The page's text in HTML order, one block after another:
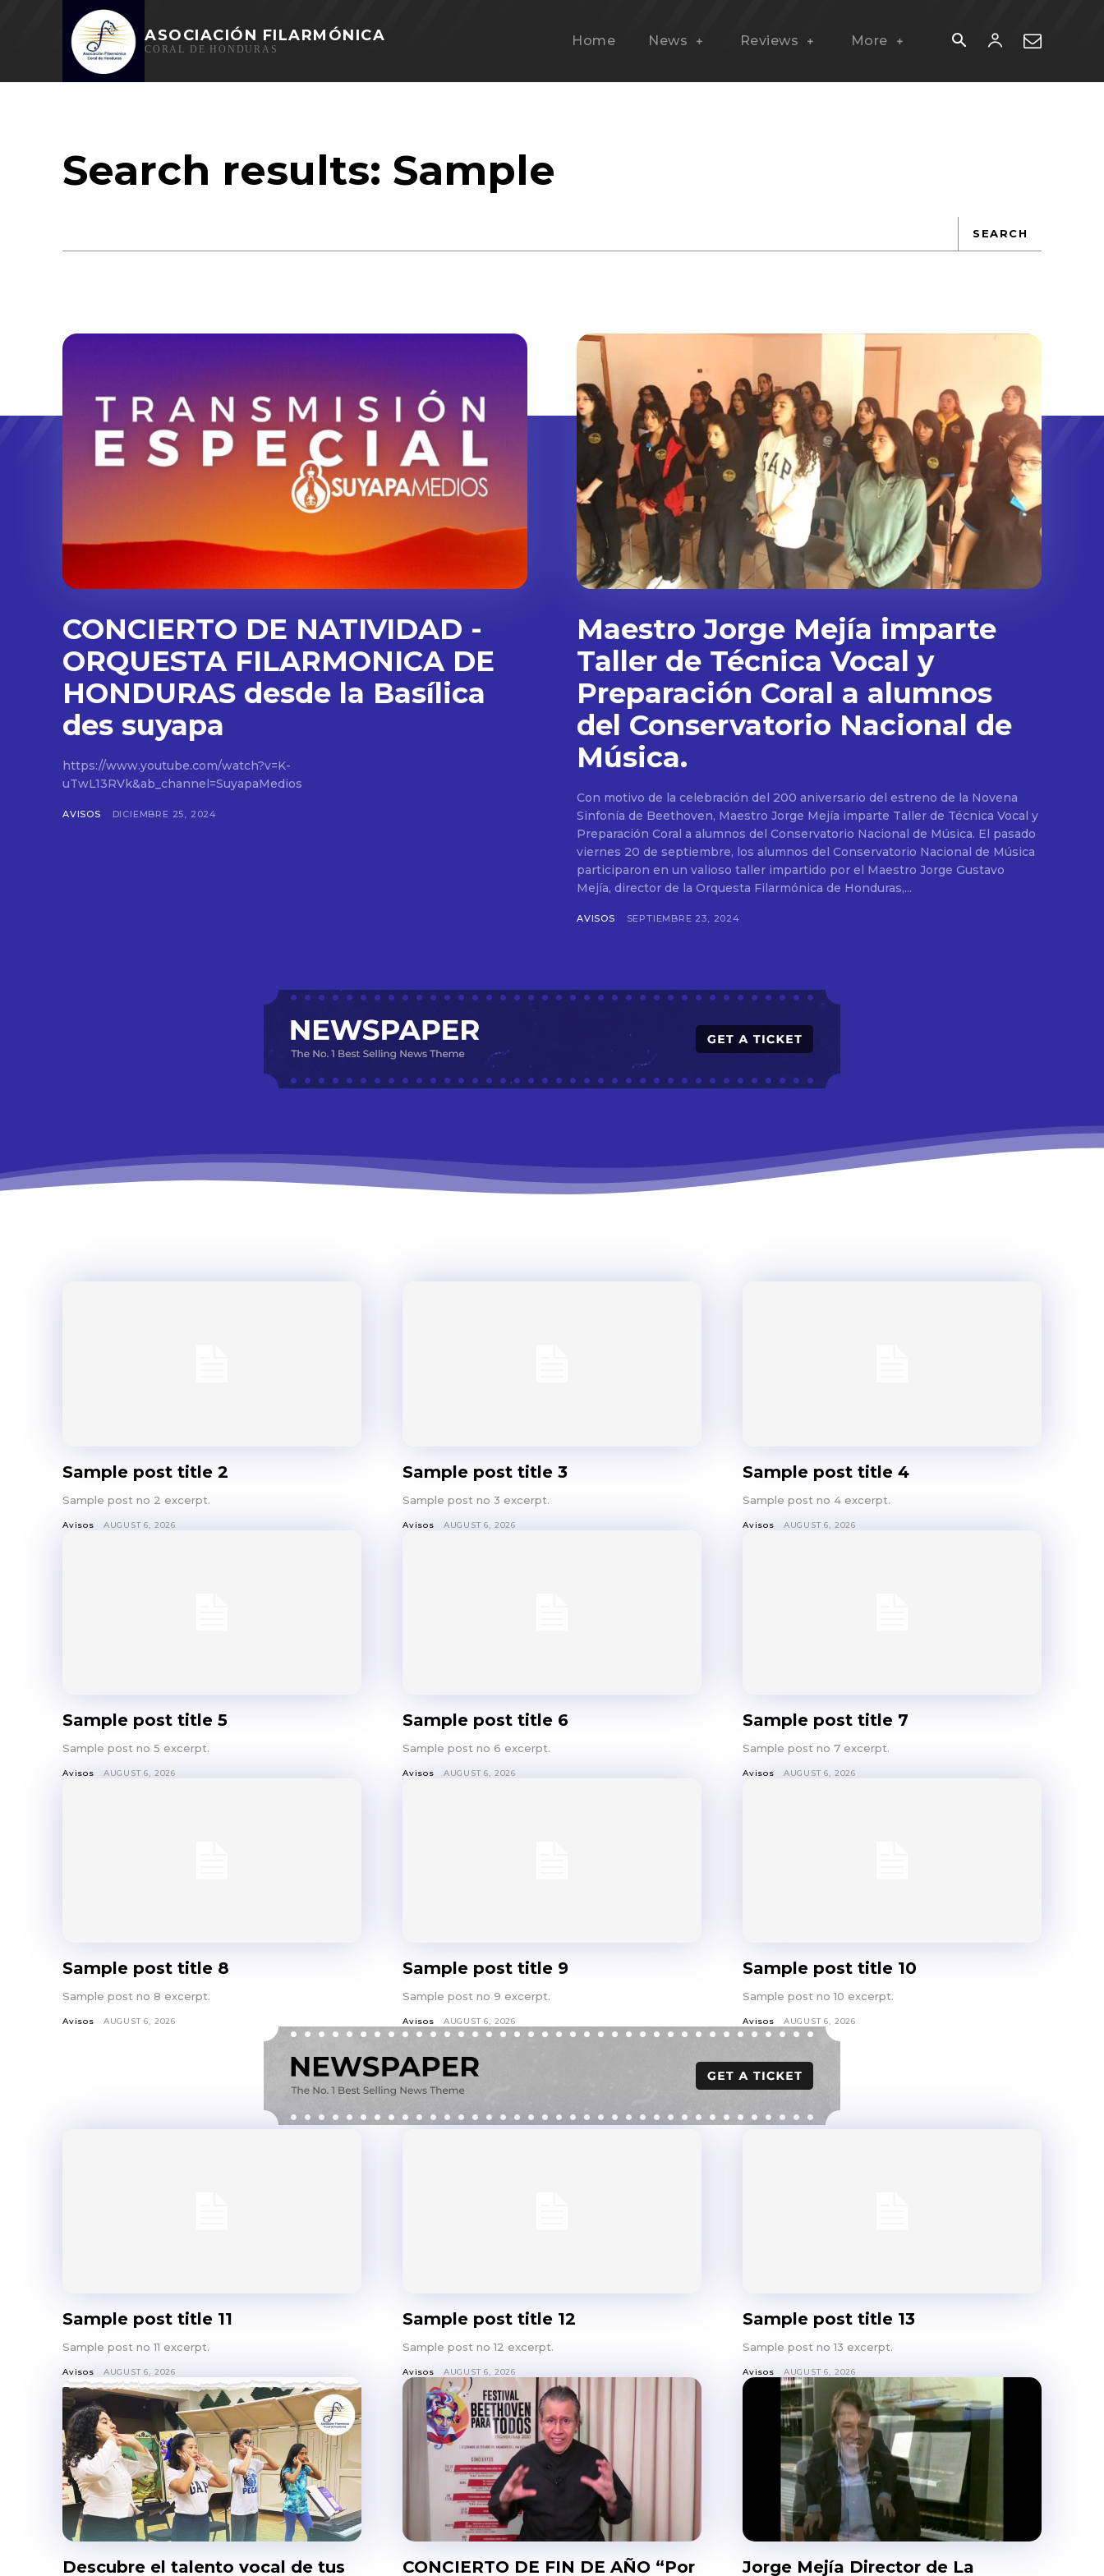
ASOCIACIÓN FILARMÓNICA
CORAL DE HONDURAS
Home News Reviews More
Search results: Sample
SEARCH
CONCIERTO DE NATIVIDAD -
ORQUESTA FILARMONICA DE
HONDURAS desde la Basílica
des suyapa
https://www.youtube.com/watch?v=K-
uTwL13RVk&ab_channel=SuyapaMedios
AVISOS DICIEMBRE 25, 2024
Maestro Jorge Mejía imparte
Taller de Técnica Vocal y
Preparación Coral a alumnos
del Conservatorio Nacional de
Música.
Con motivo de la celebración del 200 aniversario del estreno de la Novena
Sinfonía de Beethoven, Maestro Jorge Mejía imparte Taller de Técnica Vocal y
Preparación Coral a alumnos del Conservatorio Nacional de Música. El pasado
viernes 20 de septiembre, los alumnos del Conservatorio Nacional de Música
participaron en un valioso taller impartido por el Maestro Jorge Gustavo
Mejía, director de la Orquesta Filarmónica de Honduras,...
AVISOS SEPTIEMBRE 23, 2024
Sample post title 2
Sample post no 2 excerpt.
Avisos AUGUST 6, 2026
Sample post title 3
Sample post no 3 excerpt.
Avisos AUGUST 6, 2026
Sample post title 4
Sample post no 4 excerpt.
Avisos AUGUST 6, 2026
Sample post title 5
Sample post no 5 excerpt.
Avisos AUGUST 6, 2026
Sample post title 6
Sample post no 6 excerpt.
Avisos AUGUST 6, 2026
Sample post title 7
Sample post no 7 excerpt.
Avisos AUGUST 6, 2026
Sample post title 8
Sample post no 8 excerpt.
Avisos AUGUST 6, 2026
Sample post title 9
Sample post no 9 excerpt.
Avisos AUGUST 6, 2026
Sample post title 10
Sample post no 10 excerpt.
Avisos AUGUST 6, 2026
Sample post title 11
Sample post no 11 excerpt.
Avisos AUGUST 6, 2026
Sample post title 12
Sample post no 12 excerpt.
Avisos AUGUST 6, 2026
Sample post title 13
Sample post no 13 excerpt.
Avisos AUGUST 6, 2026
Descubre el talento vocal de tus CONCIERTO DE FIN DE AÑO “Por Jorge Mejía Director de La